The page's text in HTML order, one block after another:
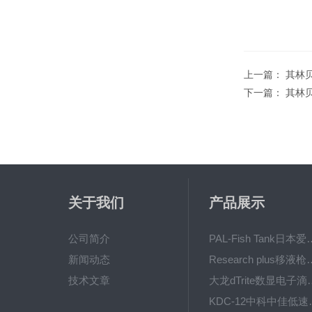
上一篇： 其林
下一篇： 其林
关于我们
公司简介
新闻动态
技术文章
产品展示
PAL-Fish Tank
Research plus
大龙dTrite
KDC-